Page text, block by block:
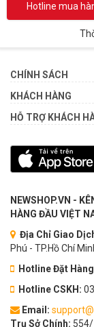
Hotline mua
CHÍNH SÁCH
KHÁCH HÀNG
HỖ TRỢ KHÁCH
NEWSHOP.VN -
HÀNG ĐẦU VIỆT
Địa Chỉ Giao
Phú - TP.Hồ Chí
Hotline Đặt
Hotline CSKH:
Email:
Trụ Sở Chính: 554/